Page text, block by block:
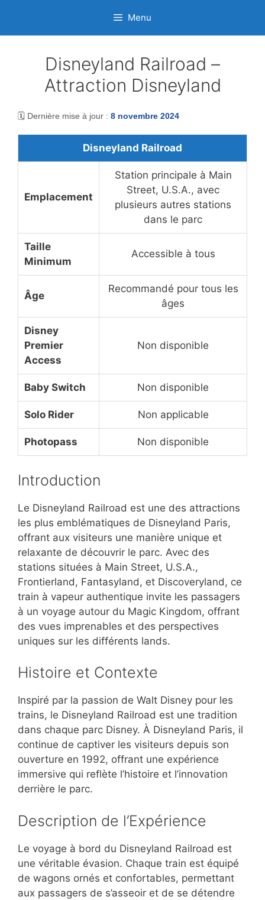
contenu
Menu
Disneyland Railroad –
Attraction Disneyland
🗓️ Dernière mise à jour : 8 novembre 2024
Disneyland Railroad
Emplacement
Station principale à Main
Street, U.S.A., avec
plusieurs autres stations
dans le parc
Taille
Minimum
Accessible à tous
Âge
Recommandé pour tous les
âges
Disney
Premier
Access
Non disponible
Baby Switch Non disponible
Solo Rider Non applicable
Photopass Non disponible
Introduction
Le Disneyland Railroad est une des attractions
les plus emblématiques de Disneyland Paris,
offrant aux visiteurs une manière unique et
relaxante de découvrir le parc. Avec des
stations situées à Main Street, U.S.A.,
Frontierland, Fantasyland, et Discoveryland, ce
train à vapeur authentique invite les passagers
à un voyage autour du Magic Kingdom, offrant
des vues imprenables et des perspectives
uniques sur les différents lands.
Histoire et Contexte
Inspiré par la passion de Walt Disney pour les
trains, le Disneyland Railroad est une tradition
dans chaque parc Disney. À Disneyland Paris, il
continue de captiver les visiteurs depuis son
ouverture en 1992, offrant une expérience
immersive qui reflète l’histoire et l’innovation
derrière le parc.
Description de l’Expérience
Le voyage à bord du Disneyland Railroad est
une véritable évasion. Chaque train est équipé
de wagons ornés et confortables, permettant
aux passagers de s’asseoir et de se détendre